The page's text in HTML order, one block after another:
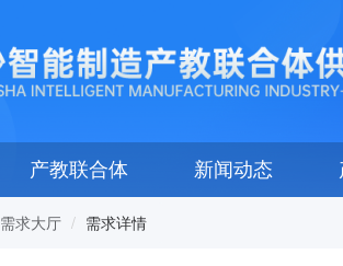
产教联合体 新闻动态
需求大厅 需求详情